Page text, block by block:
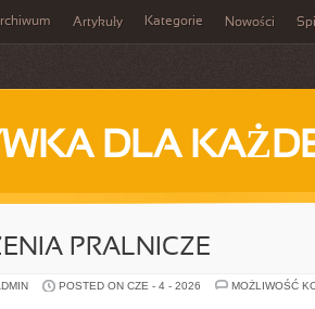
Artykuły Kategorie Nowości
DLA
PRALNICZE
POSTED ON CZE - 4 - 2026
MOŻLIWOŚĆ